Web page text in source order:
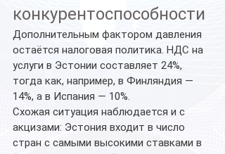
конкурентоспособности
Дополнительным фактором давления
остаётся налоговая политика. НДС на
услуги в Эстонии составляет 24%,
тогда как, например, в Финляндия —
14%, а в Испания — 10%.
Схожая ситуация наблюдается и с
акцизами: Эстония входит в число
стран с самыми высокими ставками в